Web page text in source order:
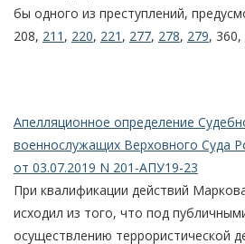
бы одного из преступлений,
208, 211 , 220, 221 , 277, 278, 279, 360,
Апелляционное определение
военнослужащих Верховного Суда
от 03.07.2019 N 201-АПУ19-23
При квалификации действий
исходил из того, что под
осуществлению террористической